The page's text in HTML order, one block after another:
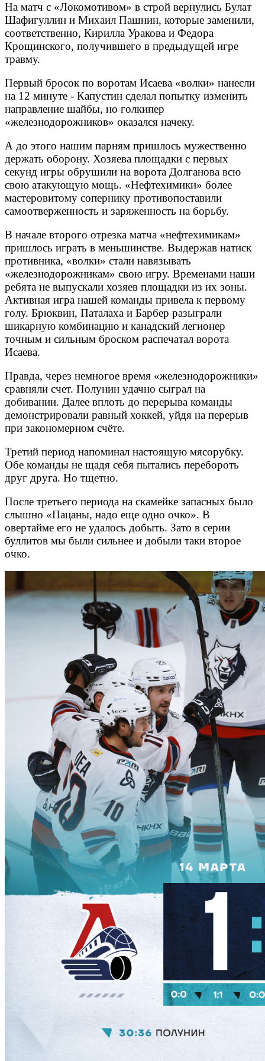
На матч с «Локомотивом» в строй вернулись Булат
Шафигуллин и Михаил Пашнин, которые заменили,
соответственно, Кирилла Уракова и Федора
Крощинского, получившего в предыдущей игре
травму.
Первый бросок по воротам Исаева «волки» нанесли
на 12 минуте - Капустин сделал попытку изменить
направление шайбы, но голкипер
«железнодорожников» оказался начеку.
А до этого нашим парням пришлось мужественно
держать оборону. Хозяева площадки с первых
секунд игры обрушили на ворота Долганова всю
свою атакующую мощь. «Нефтехимики» более
мастеровитому сопернику противопоставили
самоотверженность и заряженность на борьбу.
В начале второго отрезка матча «нефтехимикам»
пришлось играть в меньшинстве. Выдержав натиск
противника, «волки» стали навязывать
«железнодорожникам» свою игру. Временами наши
ребята не выпускали хозяев площадки из их зоны.
Активная игра нашей команды привела к первому
голу. Брюквин, Паталаха и Барбер разыграли
шикарную комбинацию и канадский легионер
точным и сильным броском распечатал ворота
Исаева.
Правда, через немногое время «железнодорожники»
сравняли счет. Полунин удачно сыграл на
добивании. Далее вплоть до перерыва команды
демонстрировали равный хоккей, уйдя на перерыв
при закономерном счёте.
Третий период напоминал настоящую мясорубку.
Обе команды не щадя себя пытались перебороть
друг друга. Но тщетно.
После третьего периода на скамейке запасных было
слышно «Пацаны, надо еще одно очко». В
овертайме его не удалось добыть. Зато в серии
буллитов мы были сильнее и добыли таки второе
очко.